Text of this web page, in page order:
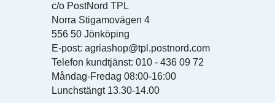
c/o PostNord TPL
Norra Stigamovägen 4
556 50 Jönköping
E-post: agriashop@tpl.postnord.com
Telefon kundtjänst: 010 - 436 09 72
Måndag-Fredag 08:00-16:00
Lunchstängt 13.30-14.00